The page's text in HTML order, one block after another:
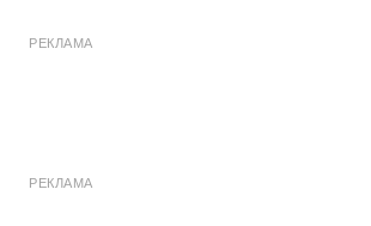
РЕКЛАМА
РЕКЛАМА